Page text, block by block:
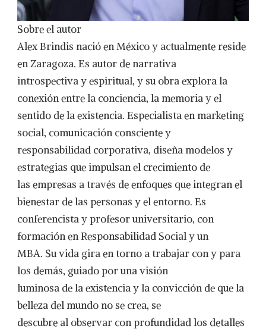
Sobre el autor
Alex Brindis nació en México y actualmente reside
en Zaragoza. Es autor de narrativa
introspectiva y espiritual, y su obra explora la
conexión entre la conciencia, la memoria y el
sentido de la existencia. Especialista en marketing
social, comunicación consciente y
responsabilidad corporativa, diseña modelos y
estrategias que impulsan el crecimiento de
las empresas a través de enfoques que integran el
bienestar de las personas y el entorno. Es
conferencista y profesor universitario, con
formación en Responsabilidad Social y un
MBA. Su vida gira en torno a trabajar con y para
los demás, guiado por una visión
luminosa de la existencia y la convicción de que la
belleza del mundo no se crea, se
descubre al observar con profundidad los detalles